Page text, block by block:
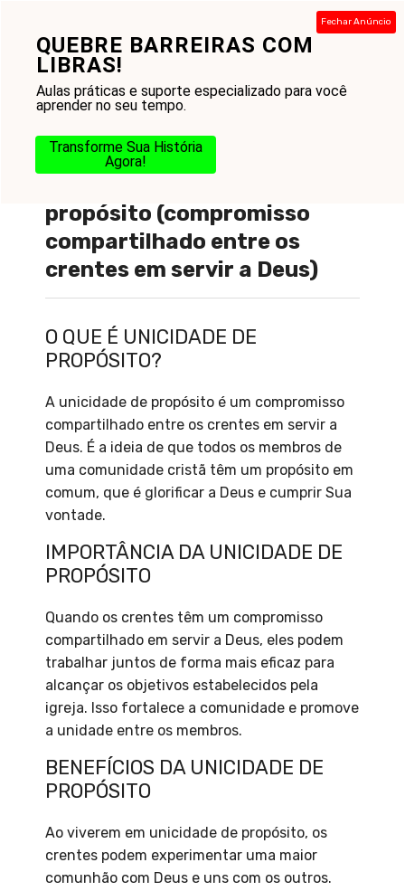
QUEBRE BARREIRAS COM
LIBRAS!
Aulas práticas e suporte especializado para você
aprender no seu tempo.
Transforme Sua História
Agora!
Fechar Anúncio
conteúdo
propósito (compromisso
compartilhado entre os
crentes em servir a Deus)
O QUE É UNICIDADE DE
PROPÓSITO?
A unicidade de propósito é um compromisso
compartilhado entre os crentes em servir a
Deus. É a ideia de que todos os membros de
uma comunidade cristã têm um propósito em
comum, que é glorificar a Deus e cumprir Sua
vontade.
IMPORTÂNCIA DA UNICIDADE DE
PROPÓSITO
Quando os crentes têm um compromisso
compartilhado em servir a Deus, eles podem
trabalhar juntos de forma mais eficaz para
alcançar os objetivos estabelecidos pela
igreja. Isso fortalece a comunidade e promove
a unidade entre os membros.
BENEFÍCIOS DA UNICIDADE DE
PROPÓSITO
Ao viverem em unicidade de propósito, os
crentes podem experimentar uma maior
comunhão com Deus e uns com os outros.